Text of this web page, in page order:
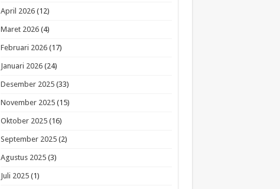
April 2026(12)
Maret 2026(4)
Februari 2026(17)
Januari 2026(24)
Desember 2025(33)
November 2025(15)
Oktober 2025(16)
September 2025(2)
Agustus 2025(3)
Juli 2025(1)